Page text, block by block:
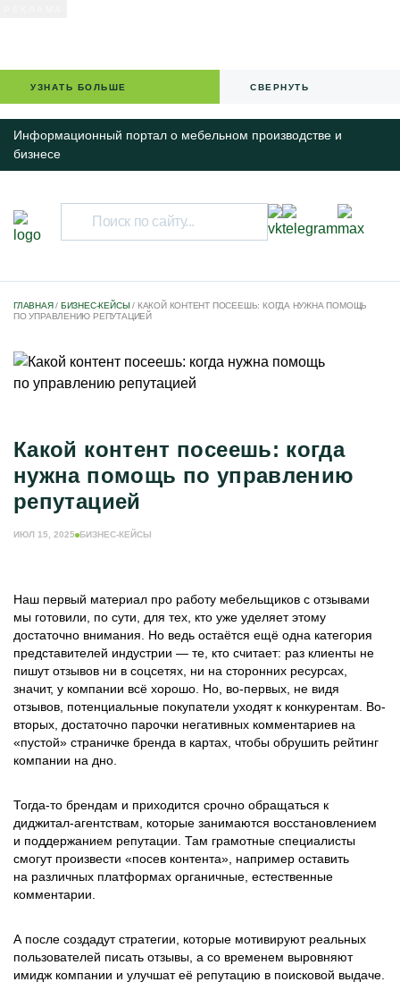
УЗНАТЬ БОЛЬШЕ СВЕРНУТЬ
Информационный портал о мебельном производстве и
бизнесе
IT-РЕШЕНИЯ ДЛЯ БИЗНЕСА
КАЛЕНДАРЬ МЕРОПРИЯТИЙ
ЕЩЁ РУБРИКИ
ЖУРНАЛ ИНДУСТРИЯ МЕБЕЛИ
ИНФОРМАЦИЯ О ПОРТАЛЕ
РЕКЛАМОДАТЕЛЯМ
ГЛАВНАЯ/ БИЗНЕС-КЕЙСЫ / КАКОЙ КОНТЕНТ ПОСЕЕШЬ: КОГДА НУЖНА ПОМОЩЬ
ПО УПРАВЛЕНИЮ РЕПУТАЦИЕЙ
Какой контент посеешь: когда
нужна помощь по управлению
репутацией
ИЮЛ 15, 2025 БИЗНЕС-КЕЙСЫ
Наш первый материал про работу мебельщиков с отзывами
мы готовили, по сути, для тех, кто уже уделяет этому
достаточно внимания. Но ведь остаётся ещё одна категория
представителей индустрии — те, кто считает: раз клиенты не
пишут отзывов ни в соцсетях, ни на сторонних ресурсах,
значит, у компании всё хорошо. Но, во-первых, не видя
отзывов, потенциальные покупатели уходят к конкурентам. Во-
вторых, достаточно парочки негативных комментариев на
«пустой» страничке бренда в картах, чтобы обрушить рейтинг
компании на дно.
Тогда-то брендам и приходится срочно обращаться к
диджитал-агентствам, которые занимаются восстановлением
и поддержанием репутации. Там грамотные специалисты
смогут произвести «посев контента», например оставить
на различных платформах органичные, естественные
комментарии.
А после создадут стратегии, которые мотивируют реальных
пользователей писать отзывы, а со временем выровняют
имидж компании и улучшат её репутацию в поисковой выдаче.